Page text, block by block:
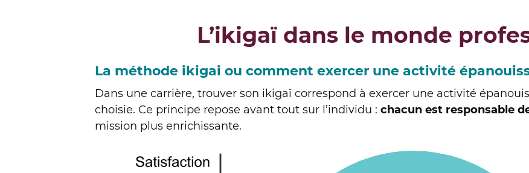
L’ikigaï dans le monde
La méthode ikigai ou comment exercer une activité
Dans une carrière, trouver son ikigaï correspond à exercer une activité
choisie. Ce principe repose avant tout sur l’individu : chacun est responsable
mission plus enrichissante.